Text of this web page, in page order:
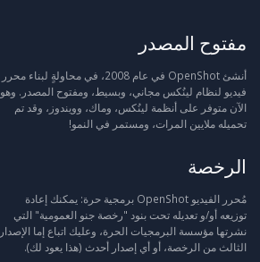
مفتوح المصدر
أنشئ OpenShot في عام 2008، في محاولةٍ لبناء محرر
فيديو لنظام لينُكس مجاني، وبسيط، ومفتوح المصدر. وهو
الآن متوفر على أنظمة لينُكس، وماك، وويندوز، وقد تم
تحميله ملايين المرات، ومستمر في النمو!
الرخصة
مُحرر الفيديو OpenShot برمجية حرة: يمكنك إعادة
توزيعه أو/و تعديله تحت بنود "رخصة جنو العمومية" التي
نشرتها مؤسسة البرمجيات الحرة، وعليك اتباع إما الإصدار
الثالث من الرخصة، أو أي إصدار أحدث (هذا يعود لك).